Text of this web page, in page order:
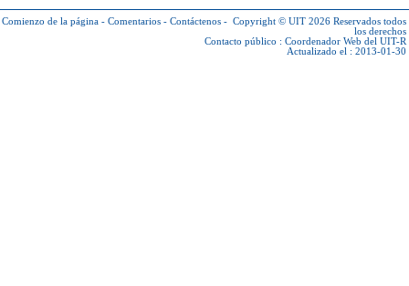
Comienzo de la página - Comentarios - Contáctenos - Copyright © UIT 2026 Reservados todos
los derechos
Contacto público : Coordenador Web del UIT-R
Actualizado el : 2013-01-30